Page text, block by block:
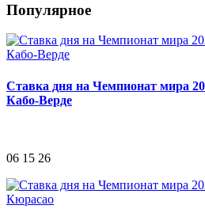
Популярное
Ставка дня на Чемпионат мира
Кабо-Верде
06 15 26